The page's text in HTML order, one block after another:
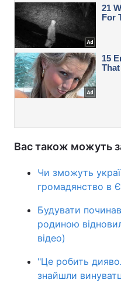
Вас також можуть
Чи зможуть
громадянство в
Будувати
родиною
відео)
"Це робить
знайшли